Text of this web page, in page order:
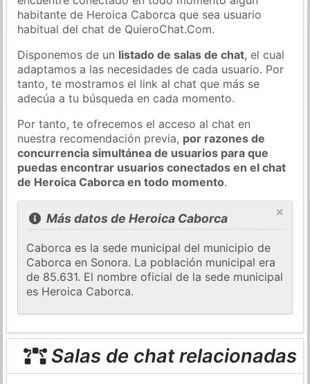
habitante de Heroica Caborca que sea usuario
habitual del chat de QuieroChat.Com.
Disponemos de un listado de salas de chat, el cual
adaptamos a las necesidades de cada usuario. Por
tanto, te mostramos el link al chat que más se
adecúa a tu búsqueda en cada momento.
Por tanto, te ofrecemos el acceso al chat en
nuestra recomendación previa, por razones de
concurrencia simultánea de usuarios para que
puedas encontrar usuarios conectados en el chat
de Heroica Caborca en todo momento.
×
Más datos de Heroica Caborca
Caborca ​​es la sede municipal del municipio de
Caborca ​​en Sonora. La población municipal era
de 85.631. El nombre oficial de la sede municipal
es Heroica Caborca.
Salas de chat relacionadas